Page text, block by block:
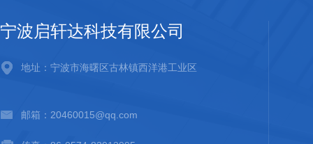
宁波启轩达科技有限公司
地址：宁波市海曙区古林镇西洋港工业区
邮箱：20460015@qq.com